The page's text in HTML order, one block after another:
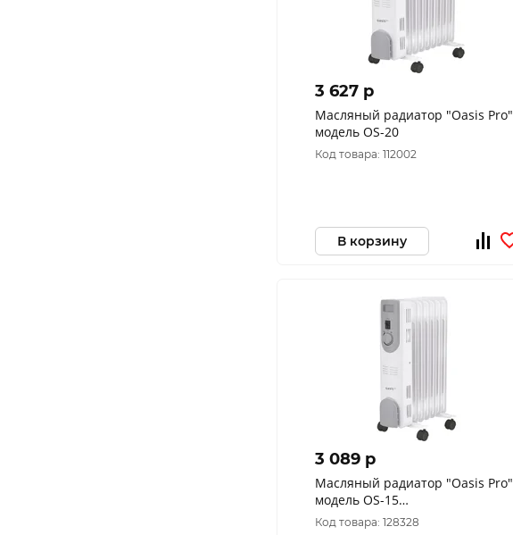
3 627 p
Масляный радиатор "Оasis Pro"
модель OS-20
Код товара: 112002
В корзину
3 089 p
Масляный радиатор "Оasis Pro"
модель OS-15
(10323010/220623/3049321,
Код товара: 128328